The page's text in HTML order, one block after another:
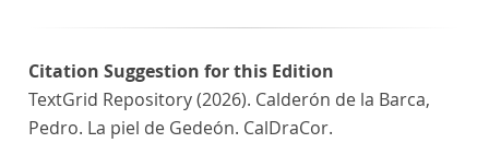
Citation Suggestion for this Edition
TextGrid Repository (2026). Calderón de la Barca,
Pedro. La piel de Gedeón. CalDraCor.